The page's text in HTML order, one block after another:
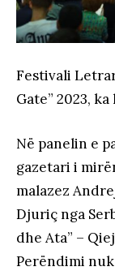
Festivali
Gate” 2023,
Në panelin e
gazetari i
malazez
Djuriç nga
dhe Ata” –
Perëndimi